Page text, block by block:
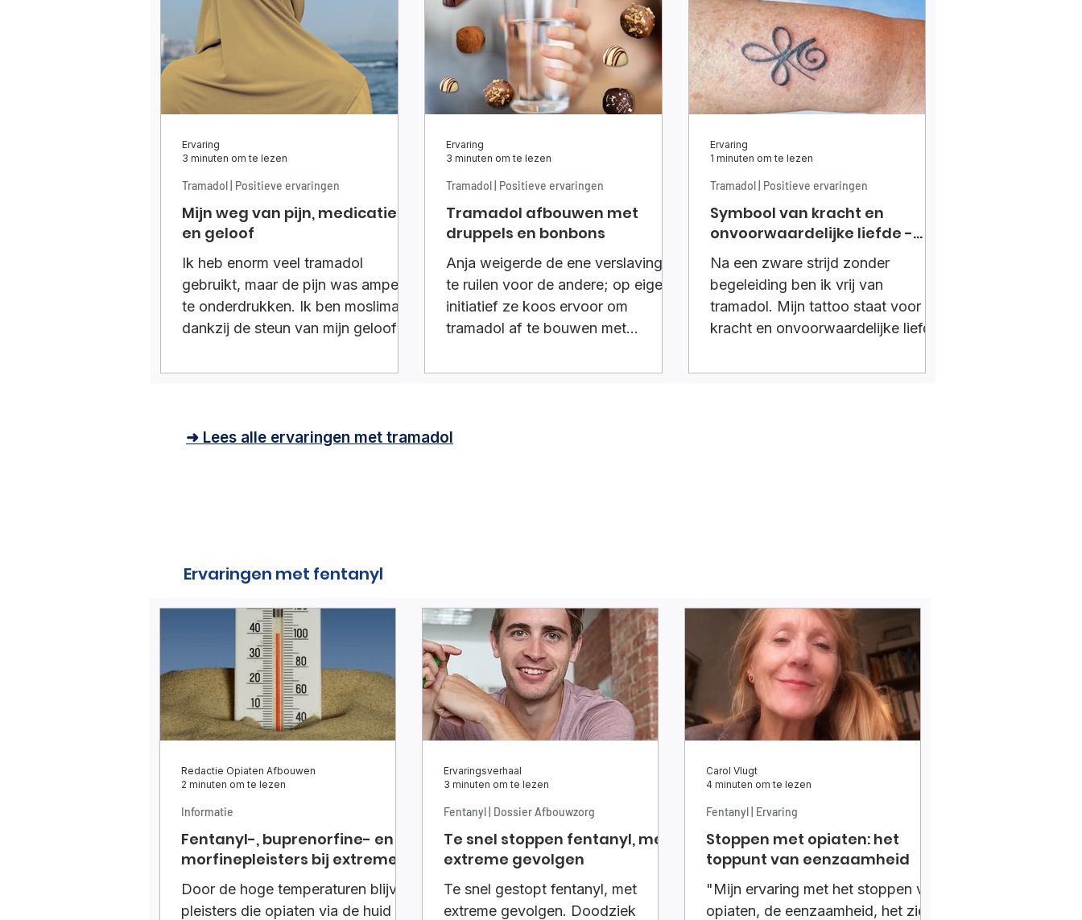
Mijn weg van pijn, medicatie
en geloof
Ik heb enorm veel tramadol
gebruikt, maar de pijn was amper
te onderdrukken. Ik ben moslima,
dankzij de steun van mijn geloof
ramadan een stukje afgebouwd.
Tramadol | Positieve ervaringen
Ervaring
3 minuten om te lezen
Tramadol afbouwen met
druppels en bonbons
Anja weigerde de ene verslaving in
te ruilen voor de andere; op eigen
initiatief ze koos ervoor om
tramadol af te bouwen met
Tramadol | Positieve ervaringen
Ervaring
3 minuten om te lezen
Symbool van kracht en
onvoorwaardelijke liefde -
stoppen met tramadol
Na een zware strijd zonder
begeleiding ben ik vrij van
tramadol. Mijn tattoo staat voor
kracht en onvoorwaardelijke liefde
overwinning.
Tramadol | Positieve ervaringen
Ervaring
1 minuten om te lezen
➜ Lees alle ervaringen met tramadol
Ervaringen met fentanyl
Fentanyl-, buprenorfine- en
morfinepleisters bij extreme
hitte
Door de hoge temperaturen blijven
pleisters die opiaten via de huid
Informatie
Redactie Opiaten Afbouwen
2 minuten om te lezen
Te snel stoppen fentanyl, met
extreme gevolgen
Te snel gestopt fentanyl, met
extreme gevolgen. Doodziek
Fentanyl | Dossier Afbouwzorg
Ervaringsverhaal
3 minuten om te lezen
Stoppen met opiaten: het
toppunt van eenzaamheid
"Mijn ervaring met het stoppen van
opiaten, de eenzaamheid, het ziek
Fentanyl | Ervaring
Carol Vlugt
4 minuten om te lezen